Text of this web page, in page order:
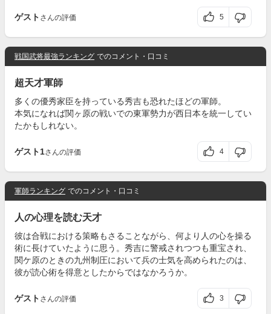
ゲスト さんの評価 5
戦国武将最強ランキング でのコメント・口コミ
超天才軍師
多くの優秀家臣を持っている秀吉も恐れたほどの軍師。
本気になれば関ヶ原の戦いでの東軍勢力が西日本を統一してい
たかもしれない。
ゲスト1さんの評価 4
軍師ランキング でのコメント・口コミ
人の心理を読む天才
彼は合戦における策略もさることながら、何より人の心を操る
術に長けていたように思う。秀吉に警戒されつつも重宝され、
関ケ原のときの九州制圧において兵の士気を高められたのは、
彼が読心術を得意としたからではなかろうか。
ゲスト さんの評価 3